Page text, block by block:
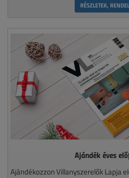
RÉSZLETEK,
Ajándék éves
Ajándékozzon Villanyszerelők Lapja